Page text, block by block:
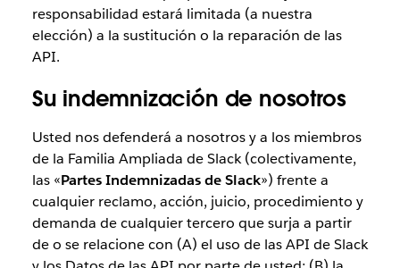
responsabilidad estará limitada (a nuestra
elección) a la sustitución o la reparación de las
API.
Su indemnización de nosotros
Usted nos defenderá a nosotros y a los miembros
de la Familia Ampliada de Slack (colectivamente,
las «Partes Indemnizadas de Slack») frente a
cualquier reclamo, acción, juicio, procedimiento y
demanda de cualquier tercero que surja a partir
de o se relacione con (A) el uso de las API de Slack